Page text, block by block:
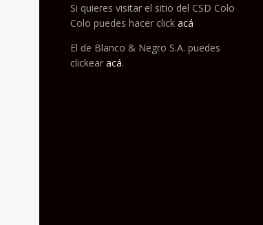
Si quieres visitar el sitio del CSD Colo
Colo puedes hacer click acá
El de Blanco & Negro S.A. puedes
clickear acá.